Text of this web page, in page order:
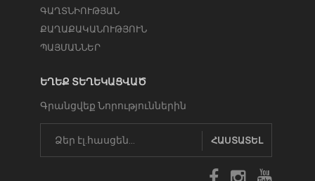
ԳԱՂՏՆԻՈՒԹՅԱՆ
ՔԱՂԱՔԱԿԱՆՈՒԹՅՈՒՆ
ՊԱՅՄԱՆՆԵՐ
ԵՂԵՔ ՏԵՂԵԿԱՑՎԱԾ
Գրանցվեք Նորություններին
ՀԱՍՏԱՏԵԼ